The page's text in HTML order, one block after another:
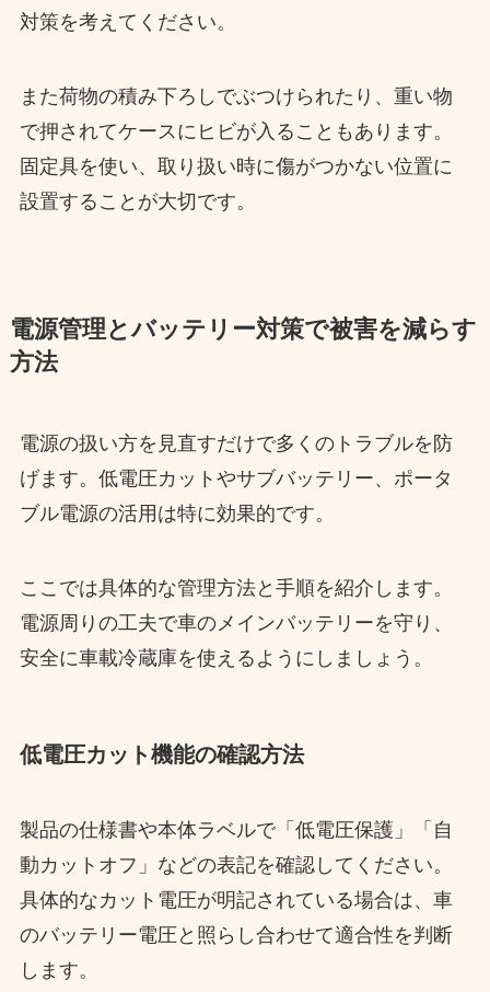
対策を考えてください。
また荷物の積み下ろしでぶつけられたり、重い物
で押されてケースにヒビが入ることもあります。
固定具を使い、取り扱い時に傷がつかない位置に
設置することが大切です。
電源管理とバッテリー対策で被害を減らす
方法
電源の扱い方を見直すだけで多くのトラブルを防
げます。低電圧カットやサブバッテリー、ポータ
ブル電源の活用は特に効果的です。
ここでは具体的な管理方法と手順を紹介します。
電源周りの工夫で車のメインバッテリーを守り、
安全に車載冷蔵庫を使えるようにしましょう。
低電圧カット機能の確認方法
製品の仕様書や本体ラベルで「低電圧保護」「自
動カットオフ」などの表記を確認してください。
具体的なカット電圧が明記されている場合は、車
のバッテリー電圧と照らし合わせて適合性を判断
します。